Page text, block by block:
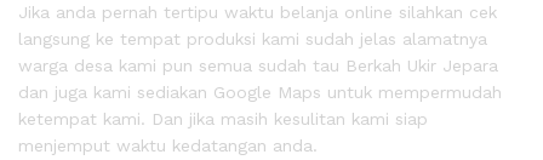
Jika anda pernah tertipu waktu belanja online silahkan cek
langsung ke tempat produksi kami sudah jelas alamatnya
warga desa kami pun semua sudah tau Berkah Ukir Jepara
dan juga kami sediakan Google Maps untuk mempermudah
ketempat kami. Dan jika masih kesulitan kami siap
menjemput waktu kedatangan anda.